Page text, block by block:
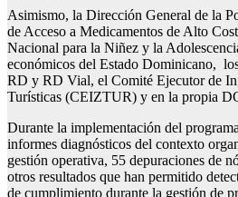
Asimismo, la Dirección General de la
de Acceso a Medicamentos de Alto
Nacional para la Niñez y la
económicos del Estado Dominicano,
RD y RD Vial, el Comité Ejecutor de
Turísticas (CEIZTUR) y en la propia
Durante la implementación del
informes diagnósticos del contexto
gestión operativa, 55 depuraciones de
otros resultados que han permitido
de cumplimiento durante la gestión de